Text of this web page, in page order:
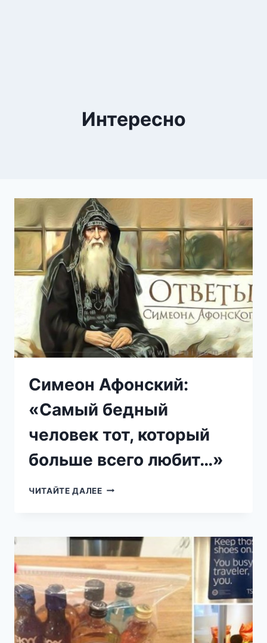
Интересно
Симеон Афонский:
«Самый бедный
человек тот, который
больше всего любит…»
ЧИТАЙТЕ ДАЛЕЕСИМЕОН
ЧЕЛОВЕК
ТОТ,
КОТОРЫЙ
БОЛЬШЕ
ВСЕГО
ЛЮБИТ…»